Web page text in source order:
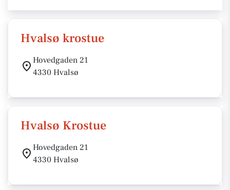
Hvalsø krostue
Hovedgaden 21
4330 Hvalsø
Hvalsø Krostue
Hovedgaden 21
4330 Hvalsø